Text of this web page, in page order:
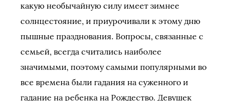
какую необычайную силу имеет зимнее
солнцестояние, и приурочивали к этому дню
пышные празднования. Вопросы, связанные с
семьей, всегда считались наиболее
значимыми, поэтому самыми популярными во
все времена были гадания на суженного и
гадание на ребенка на Рождество. Девушек